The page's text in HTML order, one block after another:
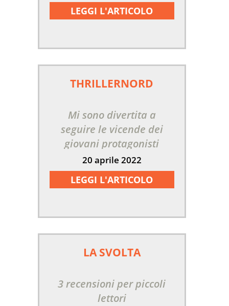
LEGGI L'ARTICOLO
THRILLERNORD
Mi sono divertita a
seguire le vicende dei
giovani protagonisti
20 aprile 2022
LEGGI L'ARTICOLO
LA SVOLTA
3 recensioni per piccoli
lettori